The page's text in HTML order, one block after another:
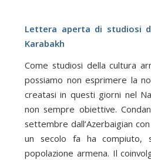
Lettera aperta di studiosi
Karabakh
Come studiosi della cultura
possiamo non esprimere la
creatasi in questi giorni nel
non sempre obiettive.
settembre dall’Azerbaigian
un secolo fa ha compiuto,
popolazione armena. Il